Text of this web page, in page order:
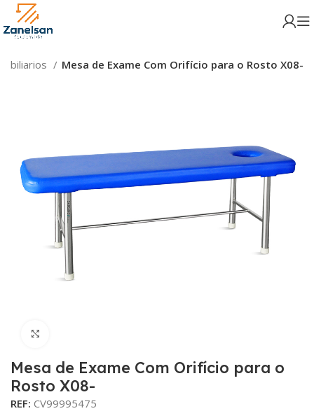
Mesa de Exame Com Orifício para o Rosto X08-
Mesa de Exame Com Orifício para o
Rosto X08-
REF:CV99995475